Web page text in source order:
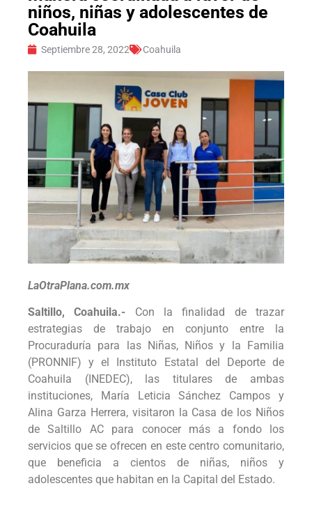
niños, niñas y adolescentes de
Coahuila
Septiembre 28, 2022 Coahuila
LaOtraPlana.com.mx
Saltillo, Coahuila.- Con la finalidad de trazar
estrategias de trabajo en conjunto entre la
Procuraduría para las Niñas, Niños y la Familia
(PRONNIF) y el Instituto Estatal del Deporte de
Coahuila (INEDEC), las titulares de ambas
instituciones, María Leticia Sánchez Campos y
Alina Garza Herrera, visitaron la Casa de los Niños
de Saltillo AC para conocer más a fondo los
servicios que se ofrecen en este centro comunitario,
que beneficia a cientos de niñas, niños y
adolescentes que habitan en la Capital del Estado.